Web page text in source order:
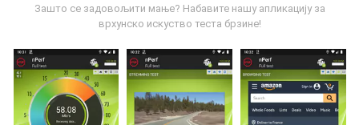
aplikacije nPerf. To su testovi koji se sprovode u
realnim uslovima, direktno na terenu. Ako želite da se
angažujete, sve što treba da uradite je da preuzmete
aplikaciju nPerf na smartphone uređaj.
što više
podataka postoji, to će biti sveobuhvatnije mape!
Зашто се задовољити мање? Набавите нашу апликацију за
врхунско искуство теста брзине!